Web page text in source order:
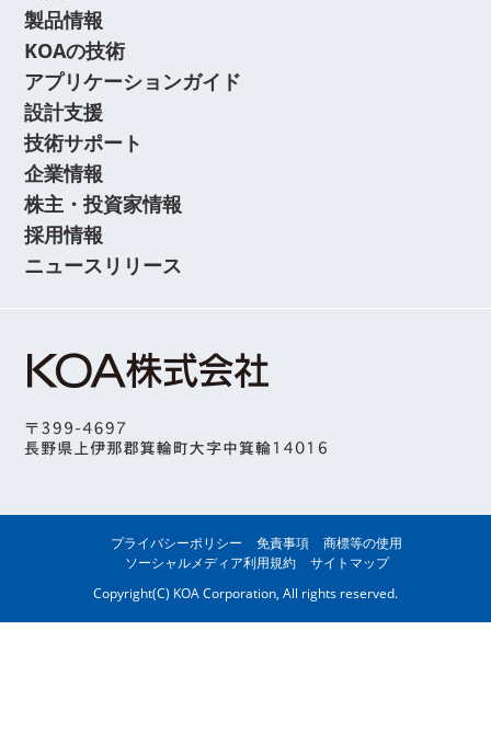
製品情報
KOAの技術
アプリケーションガイド
設計支援
技術サポート
企業情報
株主・投資家情報
採用情報
ニュースリリース
プライバシーポリシー 免責事項
商標等の使用
ソーシャルメディア利用規約
サイトマップ
Copyright(C) KOA Corporation, All rights reserved.